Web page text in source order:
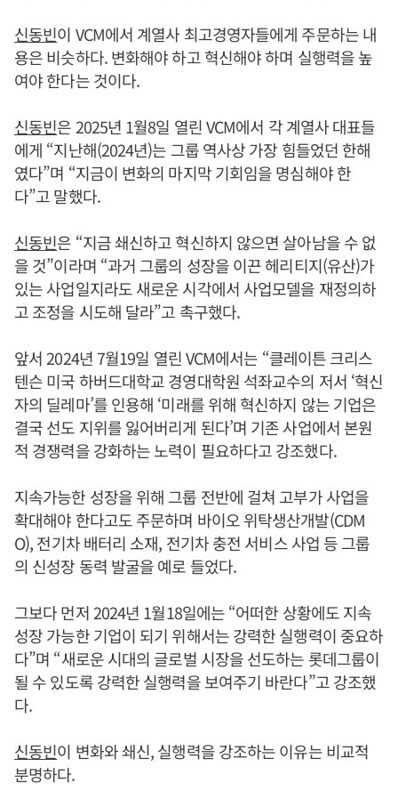
신동빈이 VCM에서 계열사 최고경영자들에게 주문하는 내
용은 비슷하다. 변화해야 하고 혁신해야 하며 실행력을 높
여야 한다는 것이다.
신동빈은 2025년 1월8일 열린 VCM에서 각 계열사 대표들
에게 “지난해(2024년)는 그룹 역사상 가장 힘들었던 한해
였다”며 “지금이 변화의 마지막 기회임을 명심해야 한
다”고 말했다.
신동빈은 “지금 쇄신하고 혁신하지 않으면 살아남을 수 없
을 것”이라며 “과거 그룹의 성장을 이끈 헤리티지(유산)가
있는 사업일지라도 새로운 시각에서 사업모델을 재정의하
고 조정을 시도해 달라”고 촉구했다.
앞서 2024년 7월19일 열린 VCM에서는 “클레이튼 크리스
텐슨 미국 하버드대학교 경영대학원 석좌교수의 저서 ‘혁신
자의 딜레마’를 인용해 ‘미래를 위해 혁신하지 않는 기업은
결국 선도 지위를 잃어버리게 된다’며 기존 사업에서 본원
적 경쟁력을 강화하는 노력이 필요하다고 강조했다.
지속가능한 성장을 위해 그룹 전반에 걸쳐 고부가 사업을
확대해야 한다고도 주문하며 바이오 위탁생산개발(CDM
O), 전기차 배터리 소재, 전기차 충전 서비스 사업 등 그룹
의 신성장 동력 발굴을 예로 들었다.
그보다 먼저 2024년 1월18일에는 “어떠한 상황에도 지속
성장 가능한 기업이 되기 위해서는 강력한 실행력이 중요하
다”며 “새로운 시대의 글로벌 시장을 선도하는 롯데그룹이
될 수 있도록 강력한 실행력을 보여주기 바란다”고 강조했
다.
신동빈이 변화와 쇄신, 실행력을 강조하는 이유는 비교적
분명하다.